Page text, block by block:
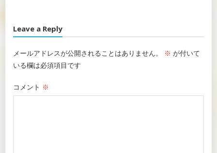
Leave a Reply
メールアドレスが公開されることはありません。 ※ が付いて
いる欄は必須項目です
コメント ※